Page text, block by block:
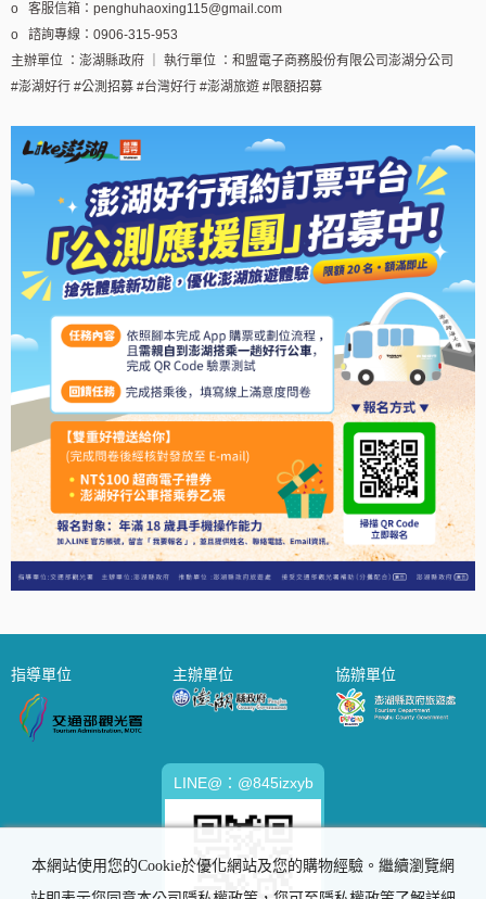
o 客服信箱：penghuhaoxing115@gmail.com
o 諮詢專線：0906-315-953
主辦單位 ：澎湖縣政府 ｜ 執行單位 ：和盟電子商務股份有限公司澎湖分公司
#澎湖好行 #公測招募 #台灣好行 #澎湖旅遊 #限額招募
指導單位 主辦單位 協辦單位
LINE@：@845izxyb
本網站使用您的Cookie於優化網站及您的購物經驗。繼續瀏覽網